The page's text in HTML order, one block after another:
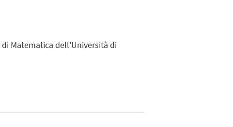
Matematica dell'Università di